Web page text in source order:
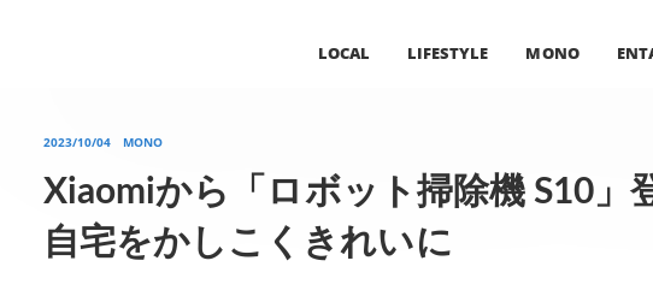
LOCAL LIFESTYLE MONO
2023/10/04 MONO
Xiaomiから「ロボット掃除機 S10」
自宅をかしこくきれいに